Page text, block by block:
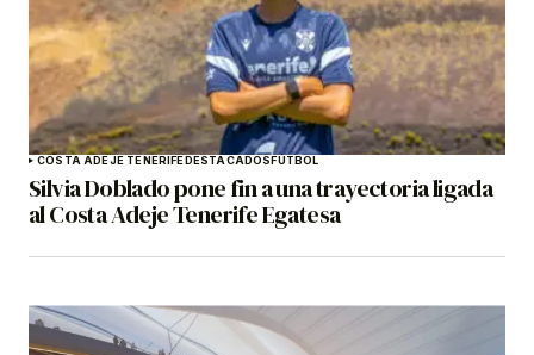
COSTA ADEJE TENERIFE DESTACADOS FÚTBOL
Silvia Doblado pone fin a una trayectoria ligada
al Costa Adeje Tenerife Egatesa